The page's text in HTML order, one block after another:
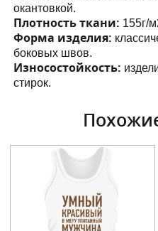
окантовкой.
Плотность ткани: 155г/
Форма изделия:
боковых швов.
Износостойкость:
стирок.